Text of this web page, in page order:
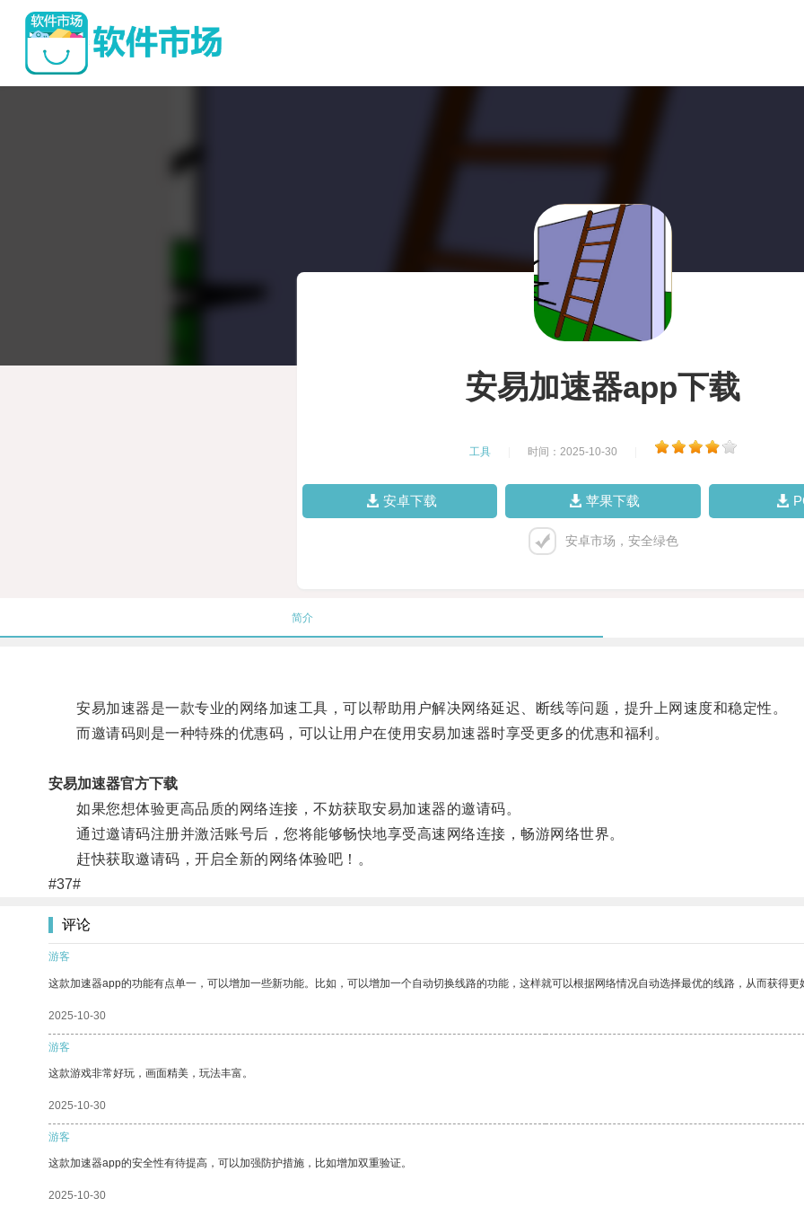
安易加速器app下载
工具 时间：2025-10-30
安卓下载 苹果下载
安卓市场，安全绿色
简介
安易加速器是一款专业的网络加速工具，可以帮助用户解决网络延迟、断线等问题，提升上网速度和稳定性。
而邀请码则是一种特殊的优惠码，可以让用户在使用安易加速器时享受更多的优惠和福利。
安易加速器官方下载
如果您想体验更高品质的网络连接，不妨获取安易加速器的邀请码。
通过邀请码注册并激活账号后，您将能够畅快地享受高速网络连接，畅游网络世界。
赶快获取邀请码，开启全新的网络体验吧！。
#37#
评论
游客
这款加速器app的功能有点单一，可以增加一些新功能。比如，可以增加一个自动切换线路的功能，这样就可以根据网络情况自动选择最优的线路，从而获得更
2025-10-30
游客
这款游戏非常好玩，画面精美，玩法丰富。
2025-10-30
游客
这款加速器app的安全性有待提高，可以加强防护措施，比如增加双重验证。
2025-10-30